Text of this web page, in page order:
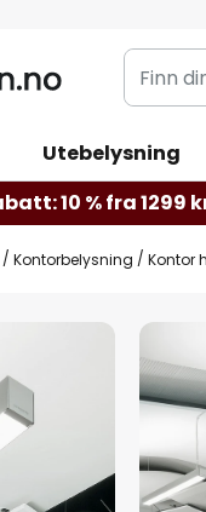
Finn
din
Utebelysning
10 % fra 1299
Kontorbelysning Kontor